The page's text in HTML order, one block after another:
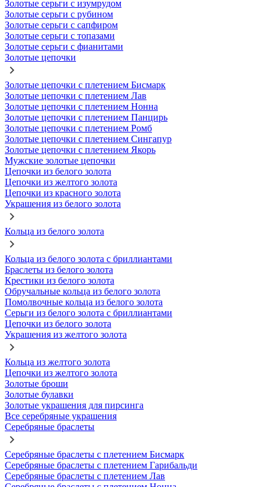
Золотые серьги с изумрудом
Золотые серьги с рубином
Золотые серьги с сапфиром
Золотые серьги с топазами
Золотые серьги с фианитами
Золотые цепочки
Золотые цепочки с плетением Бисмарк
Золотые цепочки с плетением Лав
Золотые цепочки с плетением Нонна
Золотые цепочки с плетением Панцирь
Золотые цепочки с плетением Ромб
Золотые цепочки с плетением Сингапур
Золотые цепочки с плетением Якорь
Мужские золотые цепочки
Цепочки из белого золота
Цепочки из желтого золота
Цепочки из красного золота
Украшения из белого золота
Кольца из белого золота
Кольца из белого золота с бриллиантами
Браслеты из белого золота
Крестики из белого золота
Обручальные кольца из белого золота
Помолвочные кольца из белого золота
Серьги из белого золота с бриллиантами
Цепочки из белого золота
Украшения из желтого золота
Кольца из желтого золота
Цепочки из желтого золота
Золотые броши
Золотые булавки
Золотые украшения для пирсинга
Все серебряные украшения
Серебряные браслеты
Серебряные браслеты с плетением Бисмарк
Серебряные браслеты с плетением Гарибальди
Серебряные браслеты с плетением Лав